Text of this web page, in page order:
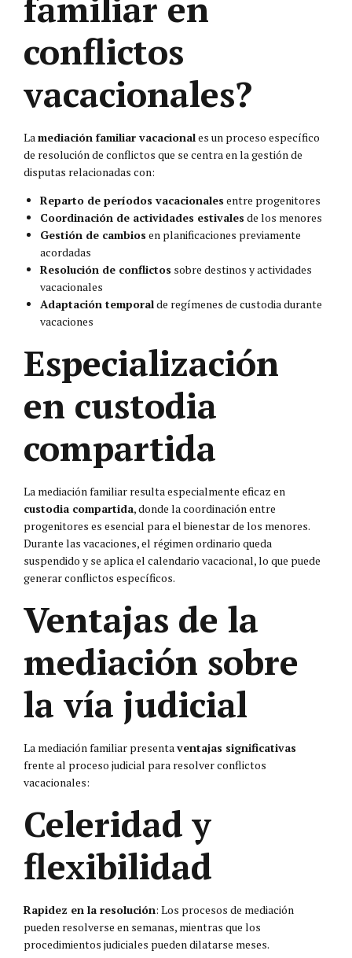
conflictos
vacacionales?
Lamediación familiar vacacionales un proceso específico
de resolución de conflictos que se centra en la gestión de
disputas relacionadas con:
Reparto de períodos vacacionales entre progenitores
Coordinación de actividades estivales de los menores
Gestión de cambios en planificaciones previamente
acordadas
Resolución de conflictos sobre destinos y actividades
vacacionales
Adaptación temporalde regímenes de custodia durante
vacaciones
Especialización
en custodia
compartida
La mediación familiar resulta especialmente eficaz en
custodia compartida, donde la coordinación entre
progenitores es esencial para el bienestar de los menores.
Durante las vacaciones, el régimen ordinario queda
suspendido y se aplica el calendario vacacional, lo que puede
generar conflictos específicos.
Ventajas de la
mediación sobre
la vía judicial
La mediación familiar presentaventajas significativas
frente al proceso judicial para resolver conflictos
vacacionales:
Celeridad y
flexibilidad
Rapidez en la resolución: Los procesos de mediación
pueden resolverse en semanas, mientras que los
procedimientos judiciales pueden dilatarse meses.